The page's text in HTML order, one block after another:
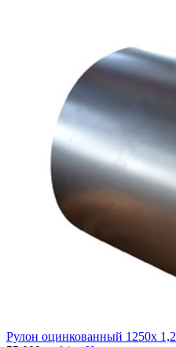
Рулон оцинкованный 1250х 1,2